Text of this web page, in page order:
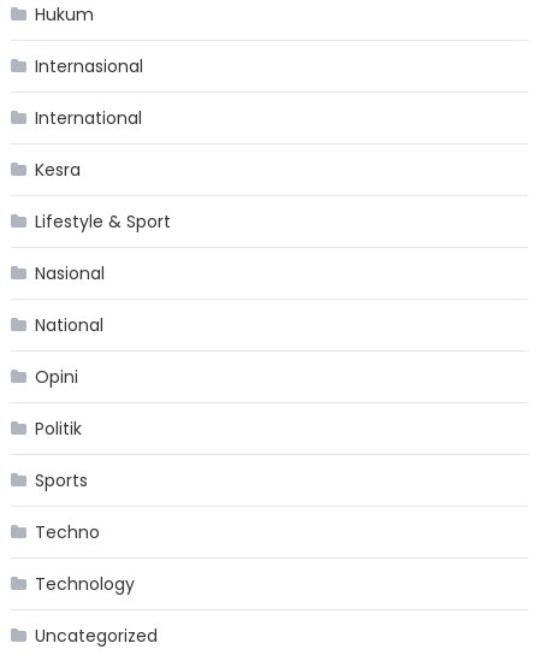
Hukum
Internasional
International
Kesra
Lifestyle & Sport
Nasional
National
Opini
Politik
Sports
Techno
Technology
Uncategorized